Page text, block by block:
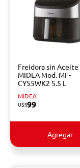
Freidora sin Aceite
MIDEA Mod. MF-
CY55WK2 5.5 L
MIDEA
U$S99
Agregar